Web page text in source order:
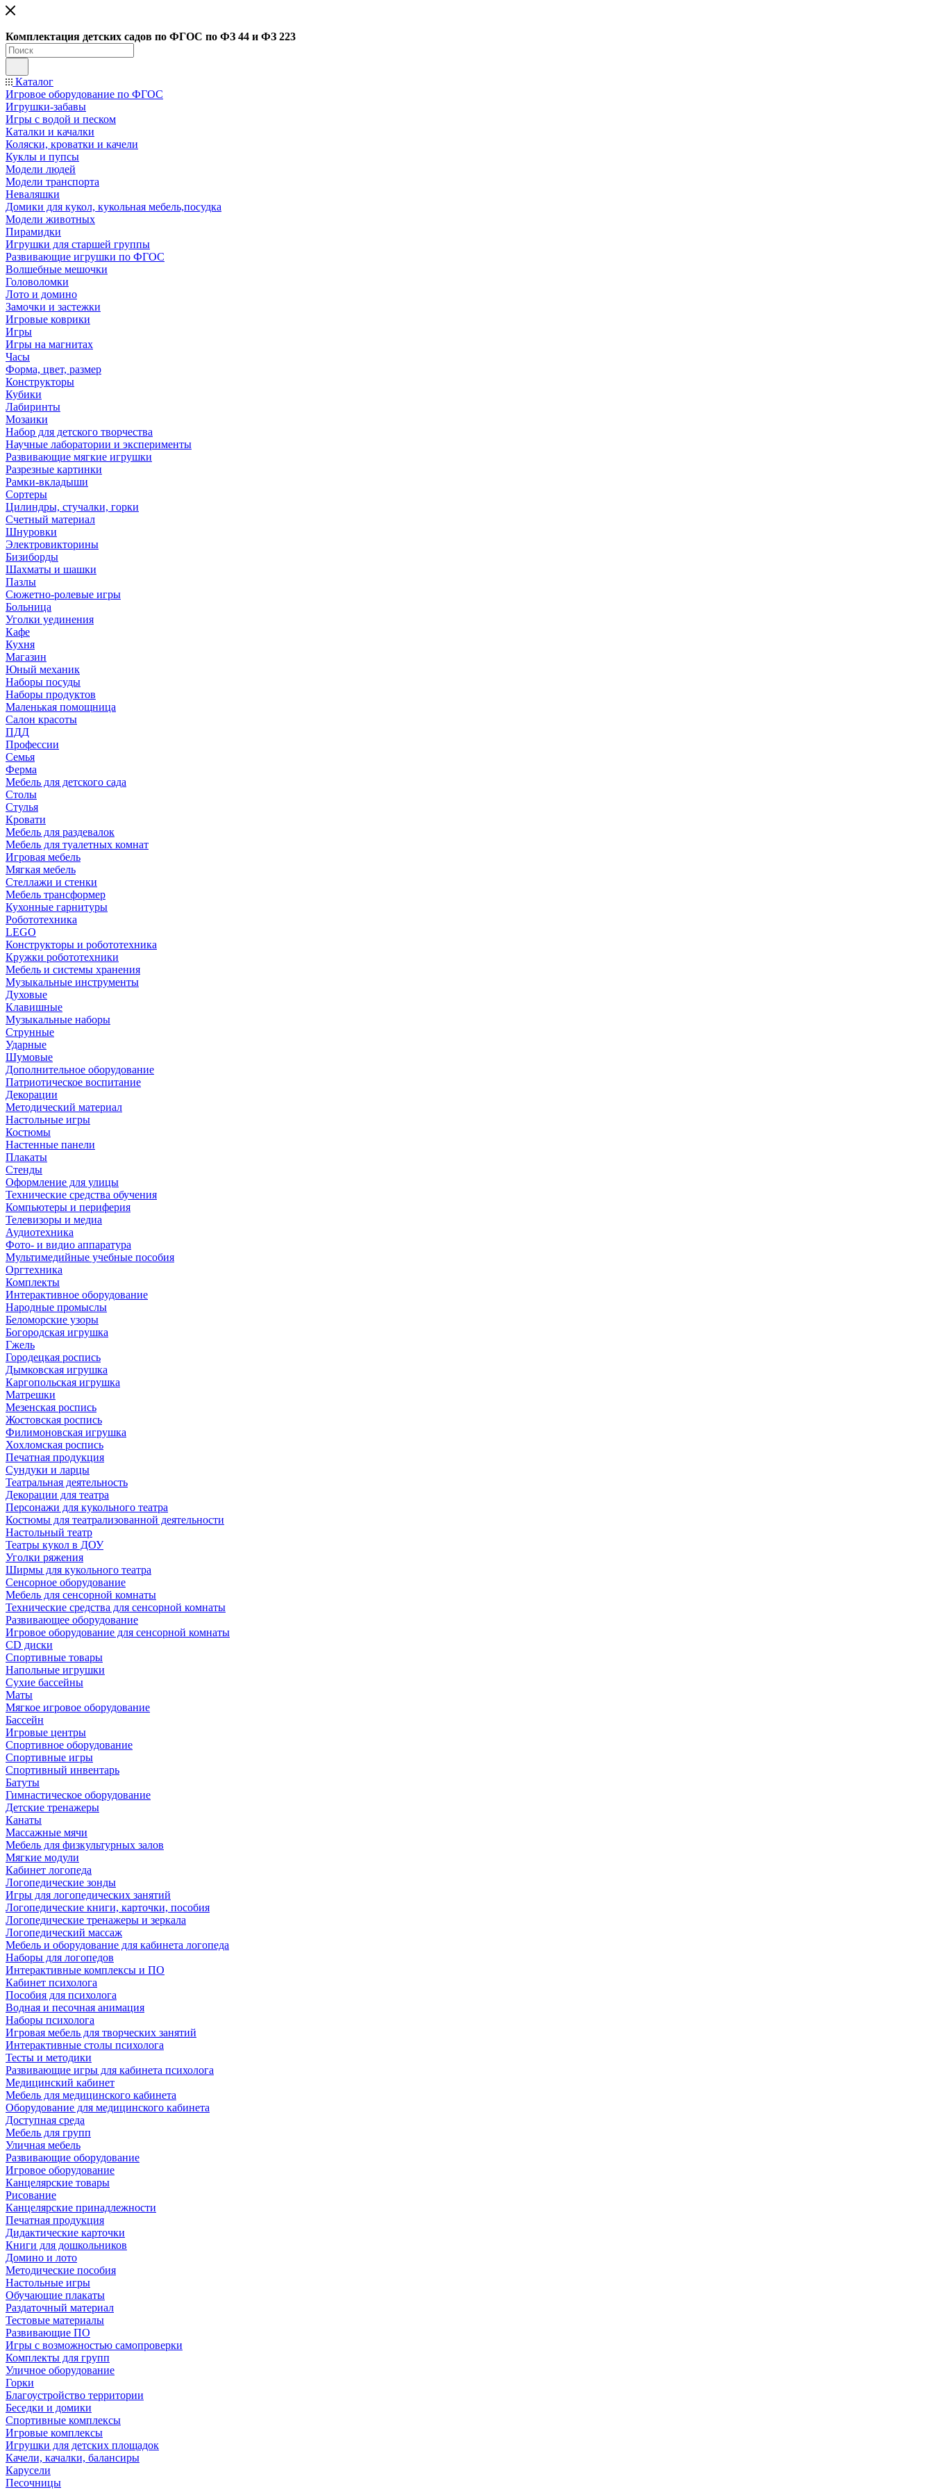
Комплектация детских садов по ФГОC по ФЗ 44 и ФЗ 223
Каталог
Игровое оборудование по ФГОС
Игрушки-забавы
Игры с водой и песком
Каталки и качалки
Коляски, кроватки и качели
Куклы и пупсы
Модели людей
Модели транспорта
Неваляшки
Домики для кукол, кукольная мебель,посудка
Модели животных
Пирамидки
Игрушки для старшей группы
Развивающие игрушки по ФГОС
Волшебные мешочки
Головоломки
Лото и домино
Замочки и застежки
Игровые коврики
Игры
Игры на магнитах
Часы
Форма, цвет, размер
Конструкторы
Кубики
Лабиринты
Мозаики
Набор для детского творчества
Научные лаборатории и эксперименты
Развивающие мягкие игрушки
Разрезные картинки
Рамки-вкладыши
Сортеры
Цилиндры, стучалки, горки
Счетный материал
Шнуровки
Электровикторины
Бизиборды
Шахматы и шашки
Пазлы
Сюжетно-ролевые игры
Больница
Уголки уединения
Кафе
Кухня
Магазин
Юный механик
Наборы посуды
Наборы продуктов
Маленькая помощница
Салон красоты
ПДД
Профессии
Семья
Ферма
Мебель для детского сада
Столы
Cтулья
Кровати
Мебель для раздевалок
Мебель для туалетных комнат
Игровая мебель
Мягкая мебель
Стеллажи и стенки
Мебель трансформер
Кухонные гарнитуры
Робототехника
LEGO
Конструкторы и робототехника
Кружки робототехники
Мебель и системы хранения
Музыкальные инструменты
Духовые
Клавишные
Музыкальные наборы
Струнные
Ударные
Шумовые
Дополнительное оборудование
Патриотическое воспитание
Декорации
Методический материал
Настольные игры
Костюмы
Настенные панели
Плакаты
Стенды
Оформление для улицы
Технические средства обучения
Компьютеры и периферия
Телевизоры и медиа
Аудиотехника
Фото- и видио аппаратура
Мультимедийные учебные пособия
Оргтехника
Комплекты
Интерактивное оборудование
Народные промыслы
Беломорские узоры
Богородская игрушка
Гжель
Городецкая роспись
Дымковская игрушка
Каргопольская игрушка
Матрешки
Мезенская роспись
Жостовская роспись
Филимоновская игрушка
Хохломская роспись
Печатная продукция
Сундуки и ларцы
Театральная деятельность
Декорации для театра
Персонажи для кукольного театра
Костюмы для театрализованной деятельности
Настольный театр
Театры кукол в ДОУ
Уголки ряжения
Ширмы для кукольного театра
Сенсорное оборудование
Мебель для сенсорной комнаты
Технические средства для сенсорной комнаты
Развивающее оборудование
Игровое оборудование для сенсорной комнаты
CD диски
Спортивные товары
Напольные игрушки
Сухие бассейны
Маты
Мягкое игровое оборудование
Бассейн
Игровые центры
Спортивное оборудование
Спортивные игры
Спортивный инвентарь
Батуты
Гимнастическое оборудование
Детские тренажеры
Канаты
Массажные мячи
Мебель для физкультурных залов
Мягкие модули
Кабинет логопеда
Логопедические зонды
Игры для логопедических занятий
Логопедические книги, карточки, пособия
Логопедические тренажеры и зеркала
Логопедический массаж
Мебель и оборудование для кабинета логопеда
Наборы для логопедов
Интерактивные комплексы и ПО
Кабинет психолога
Пособия для психолога
Водная и песочная анимация
Наборы психолога
Игровая мебель для творческих занятий
Интерактивные столы психолога
Тесты и методики
Развивающие игры для кабинета психолога
Медицинский кабинет
Мебель для медицинского кабинета
Оборудование для медицинского кабинета
Доступная среда
Мебель для групп
Уличная мебель
Развивающие оборудование
Игровое оборудование
Канцелярские товары
Рисование
Канцелярские принадлежности
Печатная продукция
Дидактические карточки
Книги для дошкольников
Домино и лото
Методические пособия
Настольные игры
Обучающие плакаты
Раздаточный материал
Тестовые материалы
Развивающие ПО
Игры с возможностью самопроверки
Комплекты для групп
Уличное оборудование
Горки
Благоустройство территории
Беседки и домики
Спортивные комплексы
Игровые комплексы
Игрушки для детских площадок
Качели, качалки, балансиры
Карусели
Песочницы